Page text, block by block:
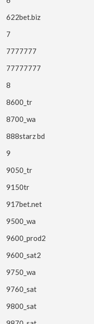
622bet.biz
7
7777777
77777777
8
8600_tr
8700_wa
888starz bd
9
9050_tr
9150tr
917bet.net
9500_wa
9600_prod2
9600_sat2
9750_wa
9760_sat
9800_sat